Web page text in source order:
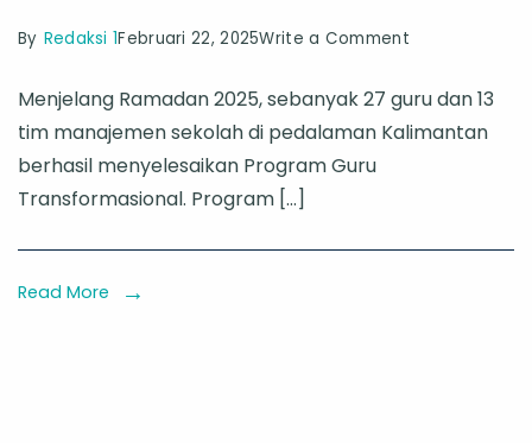
By Redaksi 1Februari 22, 2025Write a Commenton
Ramadan:
Guru
Kalimantan
Menjelang Ramadan 2025, sebanyak 27 guru dan 13
tim manajemen sekolah di pedalaman Kalimantan
berhasil menyelesaikan Program Guru
Transformasional. Program […]
Read More